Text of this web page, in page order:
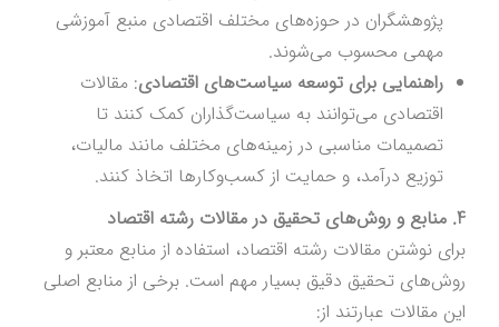
پژوهشگران در حوزه‌های مختلف اقتصادی منبع آموزشی
مهمی محسوب می‌شوند.
راهنمایی برای توسعه سیاست‌های اقتصادی: مقالات
اقتصادی می‌توانند به سیاست‌گذاران کمک کنند تا
تصمیمات مناسبی در زمینه‌های مختلف مانند مالیات،
توزیع درآمد، و حمایت از کسب‌وکارها اتخاذ کنند.
4. منابع و روش‌های تحقیق در مقالات رشته اقتصاد
برای نوشتن مقالات رشته اقتصاد، استفاده از منابع معتبر و
روش‌های تحقیق دقیق بسیار مهم است. برخی از منابع اصلی
این مقالات عبارتند از: